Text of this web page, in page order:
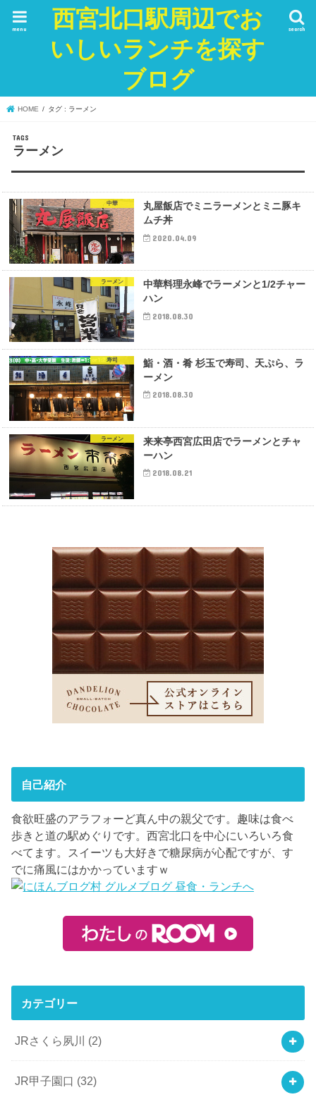
西宮北口駅周辺でお
いしいランチを探す
ブログ
search
menu
HOME タグ : ラーメン
ラーメン
中華
丸屋飯店でミニラーメンとミニ豚キ
ムチ丼
2020.04.09
ラーメン
中華料理永峰でラーメンと1/2チャー
ハン
2018.08.30
寿司
鮨・酒・肴 杉玉で寿司、天ぷら、ラ
ーメン
2018.08.30
ラーメン
来来亭西宮広田店でラーメンとチャ
ーハン
2018.08.21
自己紹介
食欲旺盛のアラフォーど真ん中の親父です。趣味は食べ
歩きと道の駅めぐりです。西宮北口を中心にいろいろ食
べてます。スイーツも大好きで糖尿病が心配ですが、す
でに痛風にはかかっていますｗ
カテゴリー
JRさくら夙川 (2)
JR甲子園口 (32)